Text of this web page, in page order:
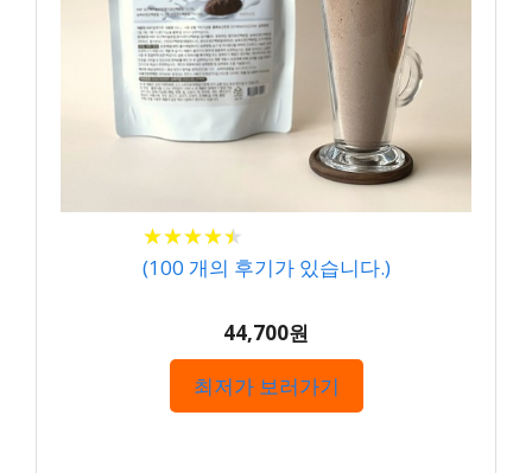
★★★★★
★★★★★
(100 개의 후기가 있습니다.)
44,700원
최저가 보러가기